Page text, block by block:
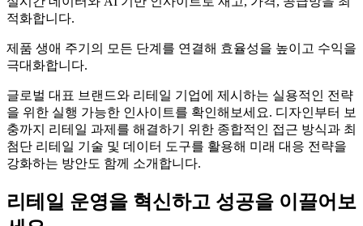
적화합니다.
제품 생애 주기의 모든 단계를 연결해 효율성을 높이고 수익을
극대화합니다.
글로벌 대표 브랜드와 리테일 기업에 제시하는 실용적인 전략
을 위한 실행 가능한 인사이트를 확인해보세요. 디자인부터 보
충까지 리테일 과제를 해결하기 위한 종합적인 접근 방식과 최
첨단 리테일 기술 및 데이터 도구를 활용해 미래 대응 전략을
강화하는 방안도 함께 소개합니다.
리테일 운영을 혁신하고 성공을 이끌어보